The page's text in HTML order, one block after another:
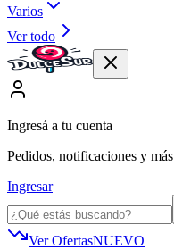
Varios
Ver todo
Ingresá a tu cuenta
Pedidos, notificaciones y más
Ingresar
Ver OfertasNUEVO